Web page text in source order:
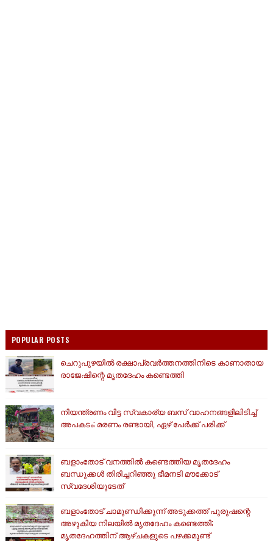
POPULAR POSTS
ചെറുപുഴയിൽ രക്ഷാപ്രവർത്തനത്തിനിടെ കാണാതായ
രാജേഷിന്റെ മൃതദേഹം കണ്ടെത്തി
നിയന്ത്രണം വിട്ട സ്വകാര്യ ബസ് വാഹനങ്ങളിലിടിച്ച്
അപകടം; മരണം രണ്ടായി, ഏഴ് പേർക്ക് പരിക്ക്
ബളാംതോട് വനത്തിൽ കണ്ടെത്തിയ മൃതദേഹം
ബന്ധുക്കൾ തിരിച്ചറിഞ്ഞു ഭീമനടി മൗക്കോട്
സ്വദേശിയുടേത്
ബളാംതോട് ചാമുണ്ഡിക്കുന്ന് അടുക്കത്ത് പുരുഷന്റെ
അഴുകിയ നിലയില്‍ മൃതദേഹം കണ്ടെത്തി;
മൃതദേഹത്തിന് ആഴ്ചകളുടെ പഴക്കമുണ്ട്